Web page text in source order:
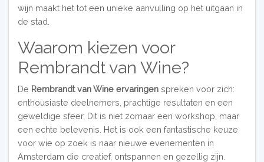
wijn maakt het tot een unieke aanvulling op het uitgaan in
de stad.
Waarom kiezen voor
Rembrandt van Wine?
De Rembrandt van Wine ervaringenspreken voor zich:
enthousiaste deelnemers, prachtige resultaten en een
geweldige sfeer. Dit is niet zomaar een workshop, maar
een echte belevenis. Het is ook een fantastische keuze
voor wie op zoek is naar nieuwe evenementen in
Amsterdam die creatief, ontspannen en gezellig zijn.